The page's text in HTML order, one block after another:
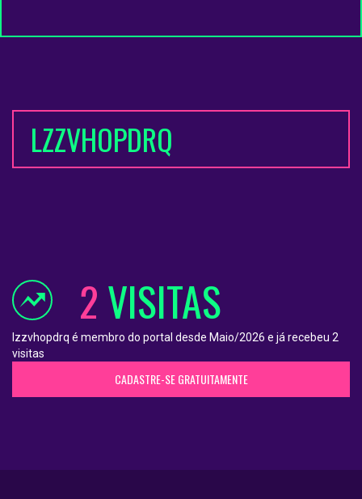
LZZVHOPDRQ
2VISITAS
lzzvhopdrq é membro do portal desde Maio/2026 e já recebeu 2
visitas
CADASTRE-SE GRATUITAMENTE